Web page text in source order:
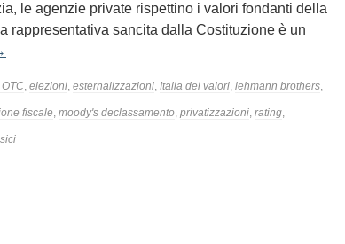
le agenzie private rispettino i valori fondanti della
rappresentativa sancita dalla Costituzione è un
, elezioni, esternalizzazioni, Italia dei valori, lehmann brothers,
fiscale, moody's declassamento, privatizzazioni, rating,